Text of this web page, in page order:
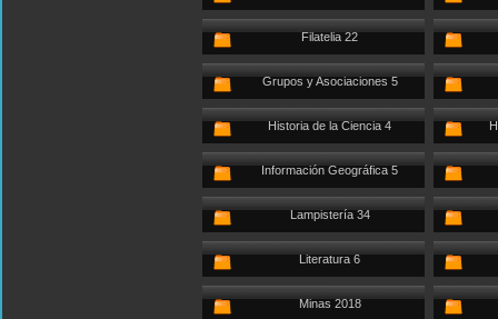
Filatelia 22
Grupos y Asociaciones 5
Historia de la Ciencia 4
Información Geográfica 5
Lampistería 34
Literatura 6
Minas 2018